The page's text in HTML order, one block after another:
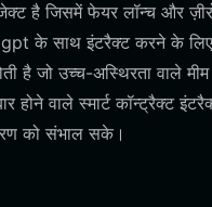
है जिसमें फेयर लॉन्च और
के साथ इंटरैक्ट करने के
है जो उच्च-अस्थिरता वाले
होने वाले स्मार्ट कॉन्ट्रैक्ट
को संभाल सके।